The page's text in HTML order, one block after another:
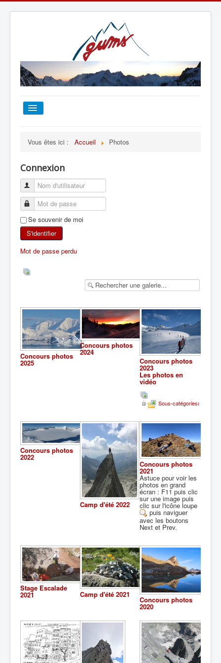
ESCALADE
ALPINISME
SKI DE RANDONNÉE
RANDONNÉE PÉDESTRE
RANDONNÉE SPORTIVE
Vous êtes ici : Accueil Photos
Connexion
Se souvenir de moi
S'identifier
Mot de passe perdu
Concours photos
2025
Concours photos
2024
Concours photos
2023
Les photos en
vidéo
Sous-catégories(1)
Concours photos
2022
Camp d'été 2022
Concours photos
2021
Astuce pour voir les
photos en grand
écran : F11 puis clic
sur une image puis
clic sur l'icône loupe
puis naviguer
avec les boutons
Next et Prev.
Stage Escalade
2021 Camp d'été 2021
Concours photos
2020